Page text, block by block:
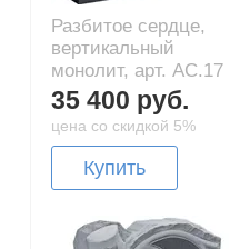
Разбитое сердце,
вертикальный
монолит, арт. AC.17
35 400 руб.
цена со скидкой 5%
Купить